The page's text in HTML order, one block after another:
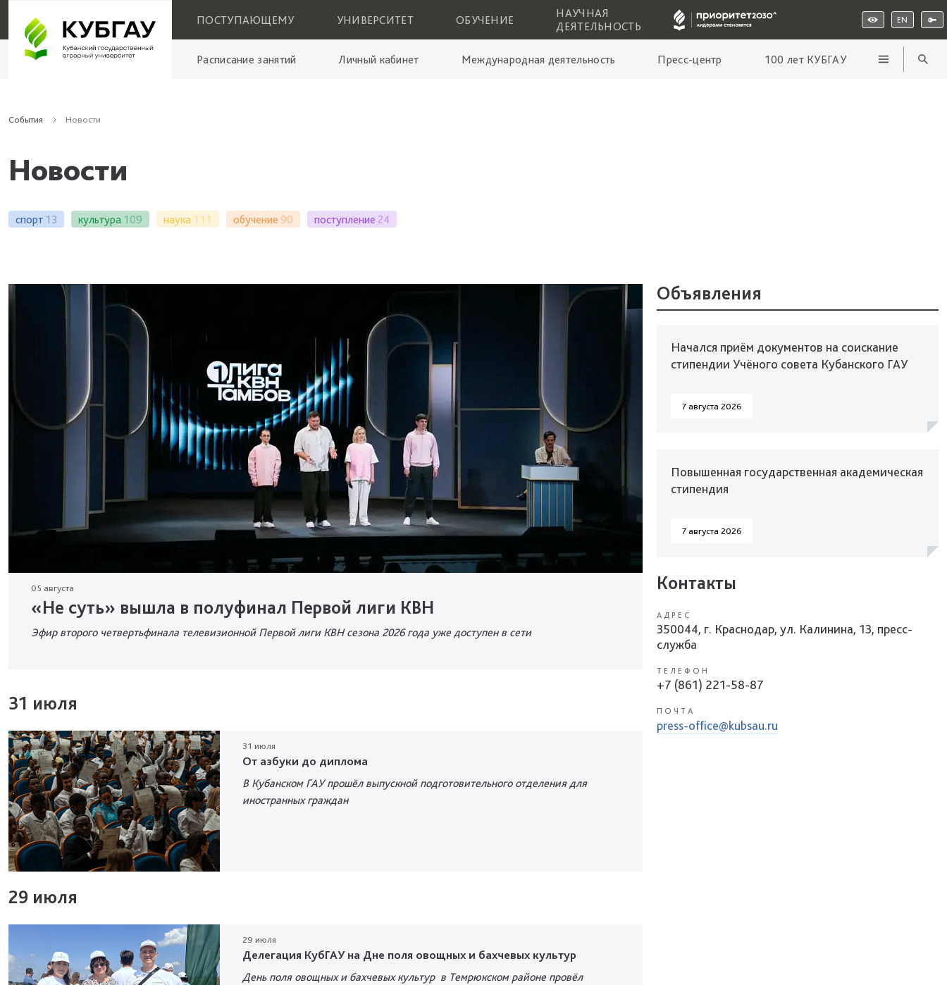
ПОСТУПАЮЩЕМУ УНИВЕРСИТЕТ ОБУЧЕНИЕ
НАУЧНАЯ
ДЕЯТЕЛЬНОСТЬ
EN
Расписание занятий Личный кабинет Международная деятельность Пресс-центр 100 лет КУБГАУ
События Новости
Новости
спорт 13 культура 109 наука 111 обучение 90 поступление 24
05 августа
«Не суть» вышла в полуфинал Первой лиги КВН
Эфир второго четвертьфинала телевизионной Первой лиги КВН сезона 2026 года уже доступен в сети
31 июля
31 июля
От азбуки до диплома
В Кубанском ГАУ прошёл выпускной подготовительного отделения для
иностранных граждан
29 июля
29 июля
Делегация КубГАУ на Дне поля овощных и бахчевых культур
День поля овощных и бахчевых культур в Темрюкском районе провёл
Объявления
Начался приём документов на соискание
стипендии Учёного совета Кубанского ГАУ
7 августа 2026
Повышенная государственная академическая
стипендия
7 августа 2026
Контакты
АДРЕС
350044, г. Краснодар, ул. Калинина, 13, пресс-
служба
ТЕЛЕФОН
+7 (861) 221-58-87
ПОЧТА
press-office@kubsau.ru